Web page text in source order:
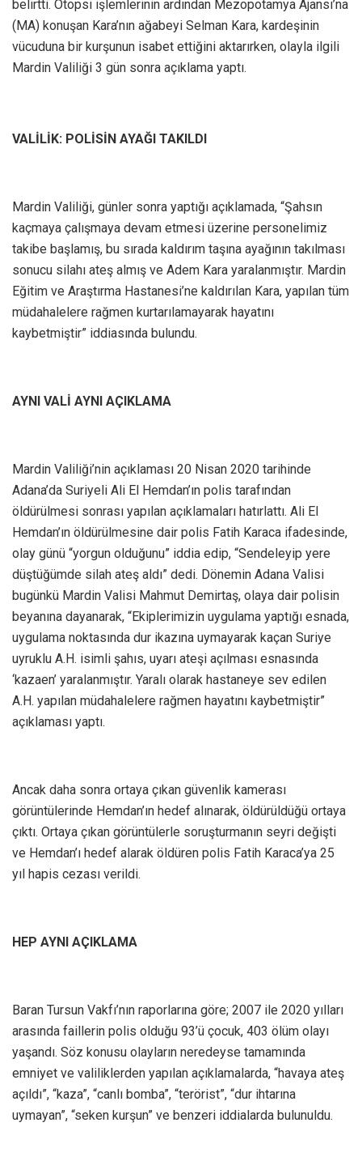
belirtti. Otopsi işlemlerinin ardından Mezopotamya Ajansı’na
(MA) konuşan Kara’nın ağabeyi Selman Kara, kardeşinin
vücuduna bir kurşunun isabet ettiğini aktarırken, olayla ilgili
Mardin Valiliği 3 gün sonra açıklama yaptı.
VALİLİK: POLİSİN AYAĞI TAKILDI
Mardin Valiliği, günler sonra yaptığı açıklamada, “Şahsın
kaçmaya çalışmaya devam etmesi üzerine personelimiz
takibe başlamış, bu sırada kaldırım taşına ayağının takılması
sonucu silahı ateş almış ve Adem Kara yaralanmıştır. Mardin
Eğitim ve Araştırma Hastanesi’ne kaldırılan Kara, yapılan tüm
müdahalelere rağmen kurtarılamayarak hayatını
kaybetmiştir” iddiasında bulundu.
AYNI VALİ AYNI AÇIKLAMA
Mardin Valiliği’nin açıklaması 20 Nisan 2020 tarihinde
Adana’da Suriyeli Ali El Hemdan’ın polis tarafından
öldürülmesi sonrası yapılan açıklamaları hatırlattı. Ali El
Hemdan’ın öldürülmesine dair polis Fatih Karaca ifadesinde,
olay günü “yorgun olduğunu” iddia edip, “Sendeleyip yere
düştüğümde silah ateş aldı” dedi. Dönemin Adana Valisi
bugünkü Mardin Valisi Mahmut Demirtaş, olaya dair polisin
beyanına dayanarak, “Ekiplerimizin uygulama yaptığı esnada,
uygulama noktasında dur ikazına uymayarak kaçan Suriye
uyruklu A.H. isimli şahıs, uyarı ateşi açılması esnasında
‘kazaen’ yaralanmıştır. Yaralı olarak hastaneye sev edilen
A.H. yapılan müdahalelere rağmen hayatını kaybetmiştir”
açıklaması yaptı.
Ancak daha sonra ortaya çıkan güvenlik kamerası
görüntülerinde Hemdan’ın hedef alınarak, öldürüldüğü ortaya
çıktı. Ortaya çıkan görüntülerle soruşturmanın seyri değişti
ve Hemdan’ı hedef alarak öldüren polis Fatih Karaca’ya 25
yıl hapis cezası verildi.
HEP AYNI AÇIKLAMA
Baran Tursun Vakfı’nın raporlarına göre; 2007 ile 2020 yılları
arasında faillerin polis olduğu 93’ü çocuk, 403 ölüm olayı
yaşandı. Söz konusu olayların neredeyse tamamında
emniyet ve valiliklerden yapılan açıklamalarda, “havaya ateş
açıldı”, “kaza”, “canlı bomba”, “terörist”, “dur ihtarına
uymayan”, “seken kurşun” ve benzeri iddialarda bulunuldu.